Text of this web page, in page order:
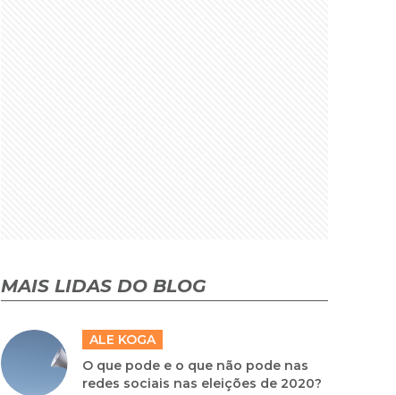
MAIS LIDAS DO BLOG
ALE KOGA
O que pode e o que não pode nas
redes sociais nas eleições de 2020?